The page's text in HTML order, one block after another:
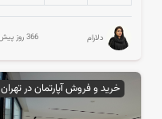
دلارام 366 روز پیش
خرید و فروش آپارتمان در تهران